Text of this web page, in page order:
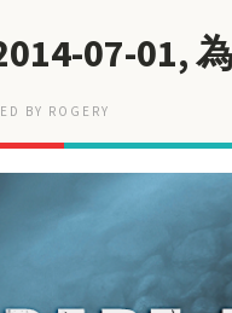
07-01,
BY ROGERY